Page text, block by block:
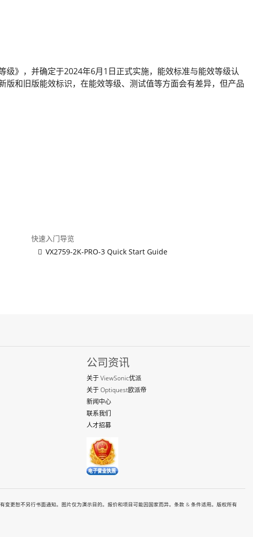
》，并确定于2024年6月1日正式实施，能效标准与能效等级认
和旧版能效标识，在能效等级、测试值等方面会有差异，但产品
快速入门导览
VX2759-2K-PRO-3 Quick Start Guide
公司资讯
关于 ViewSonic优派
关于 Optiquest欧派帝
新闻中心
联系我们
人才招募
更恕不另行书面通知。图片仅为演示目的。报价和项目可能因国家而异。条款 & 条件适用。版权所有